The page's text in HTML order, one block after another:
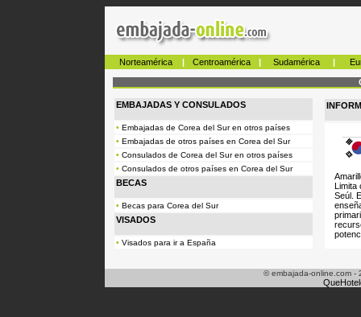
Norteamérica | Centroamérica | Sudamérica |
EMBAJADAS Y CONSULADOS
• Embajadas de Corea del Sur en otros países
• Embajadas de otros países en Corea del Sur
• Consulados de Corea del Sur en otros países
• Consulados de otros países en Corea del Sur
BECAS
• Becas para Corea del Sur
VISADOS
• Visados para ir a España
Limita
Seúl.
© embajada-online.com -